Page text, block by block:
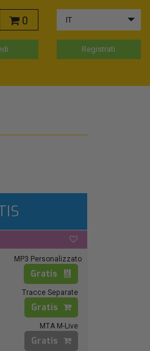
0 IT
Registrati
MP3 Personalizzato
Gratis
Tracce Separate
Gratis
MTA M-Live
Gratis